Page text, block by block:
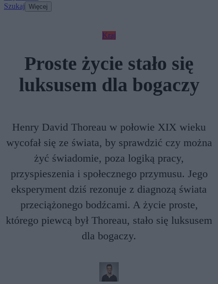
Szukaj Więcej
Kraj
Proste życie stało się
luksusem dla bogaczy
Henry David Thoreau w połowie XIX wieku
wycofał się ze świata, by sprawdzić czy można
żyć świadomie, poza logiką pracy,
przyspieszenia i społecznego przymusu. Jego
eksperyment dziś rezonuje z diagnozą świata
przeciążonego bodźcami. A życie proste,
którego piewcą był Thoreau, stało się luksusem
dla bogaczy.